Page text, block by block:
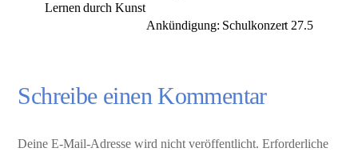
Lernen durch Kunst
Ankündigung: Schulkonzert 27.5
Schreibe einen Kommentar
Deine E-Mail-Adresse wird nicht veröffentlicht. Erforderliche